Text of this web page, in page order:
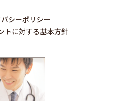
シーポリシー
トに対する基本方針